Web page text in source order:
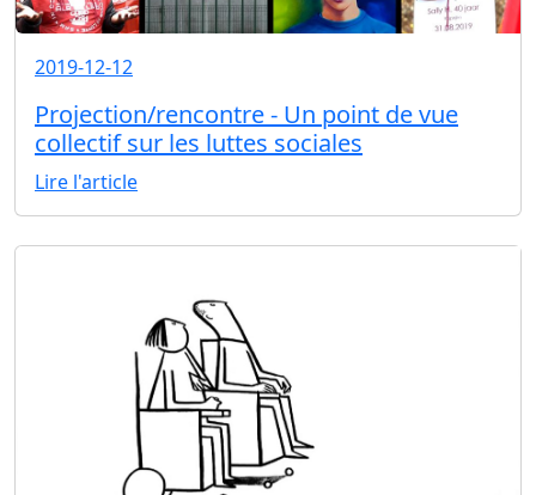
2019-12-12
Projection/rencontre - Un point de vue
collectif sur les luttes sociales
Lire l'article